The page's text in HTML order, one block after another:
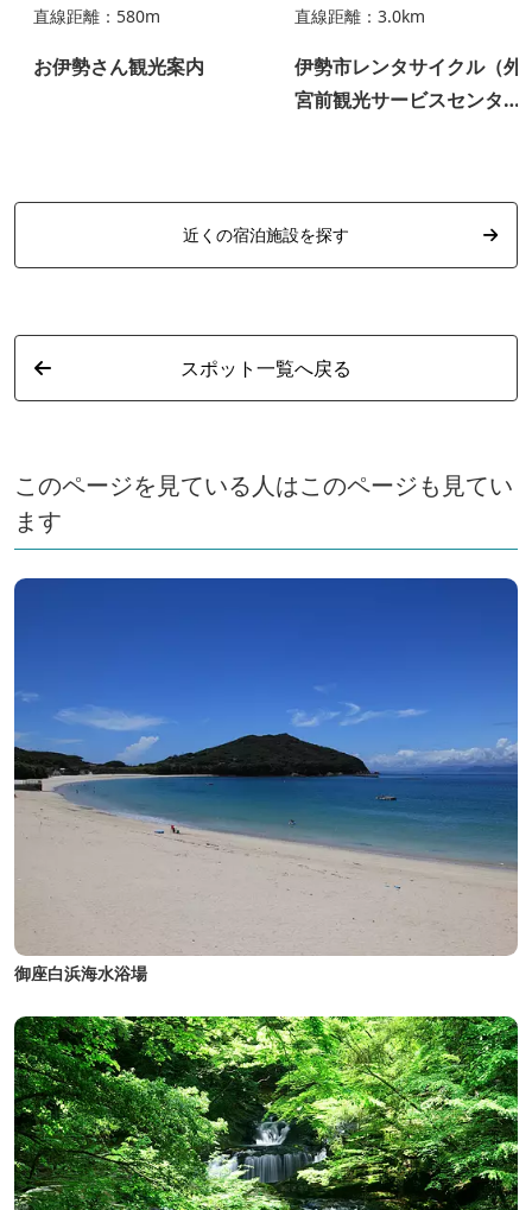
直線距離：580m
お伊勢さん観光案内
直線距離：3.0km
伊勢市レンタサイクル（外
宮前観光サービスセンタ
近くの宿泊施設を探す
スポット一覧へ戻る
このページを見ている人はこのページも見てい
ます
御座白浜海水浴場